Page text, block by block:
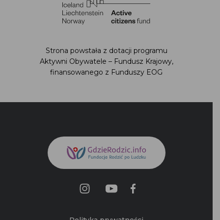
Strona powstała z dotacji programu
Aktywni Obywatele – Fundusz Krajowy,
finansowanego z Funduszy EOG